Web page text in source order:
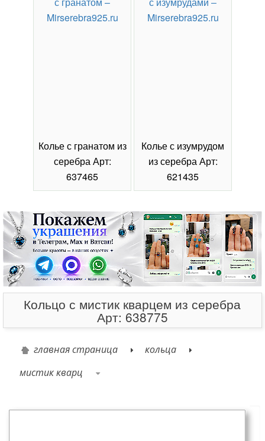
Колье с гранатом из
серебра Арт:
637465
Колье с изумрудом
из серебра Арт:
621435
Кольцо с мистик кварцем из серебра
Арт: 638775
главная страница
кольца
мистик кварц